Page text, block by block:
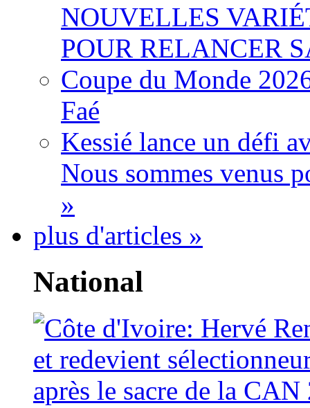
NOUVELLES
POUR RELANCER
Coupe du Monde
Faé
Kessié lance un défi
Nous sommes venus
»
plus d'articles »
National